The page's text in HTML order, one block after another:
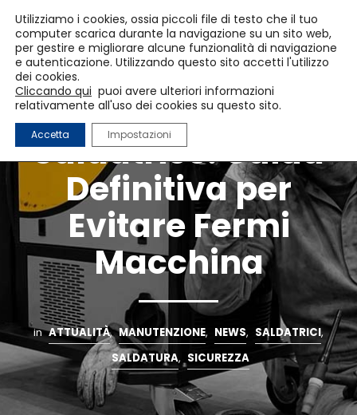
Manutenzione
Saldatrice: Guida
Definitiva per
Evitare Fermi
Macchina
in ATTUALITÀ, MANUTENZIONE, NEWS, SALDATRICI,
SALDATURA, SICUREZZA
Utilizziamo i cookies, ossia piccoli file di testo che il tuo
computer scarica durante la navigazione su un sito web,
per gestire e migliorare alcune funzionalità di navigazione
e autenticazione. Utilizzando questo sito accetti l'utilizzo
dei cookies.
Cliccando qui puoi avere ulteriori informazioni
relativamente all'uso dei cookies su questo sito.
Accetta Impostazioni